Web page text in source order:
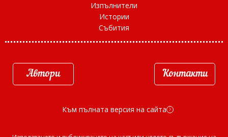
Изпълнители
Истории
Събития
Автори Контакти
Към пълната версия на сайта d